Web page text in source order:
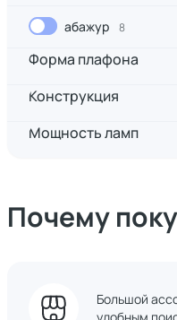
абажур 8
Форма плафона
Конструкция
Мощность ламп
Почему
Большой